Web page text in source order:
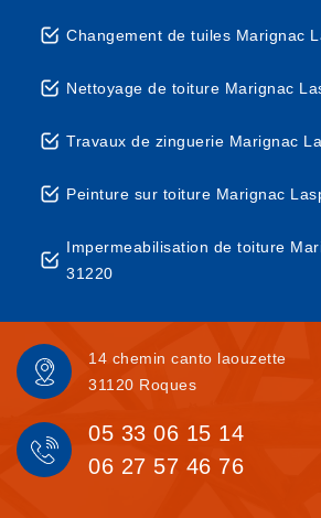
Changement de tuiles Marignac
Nettoyage de toiture Marignac
Travaux de zinguerie Marignac
Peinture sur toiture Marignac
Impermeabilisation de toiture
31220
14 chemin canto laouzette
31120 Roques
05 33 06 15 14
06 27 57 46 76